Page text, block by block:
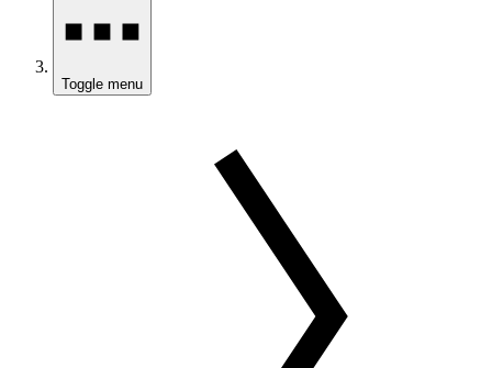
Toggle menu